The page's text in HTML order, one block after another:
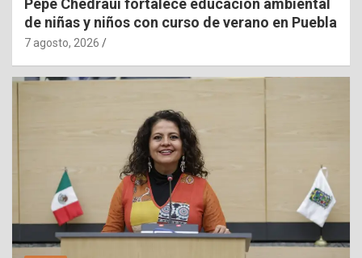
Pepe Chedraui fortalece educación ambiental
de niñas y niños con curso de verano en Puebla
7 agosto, 2026